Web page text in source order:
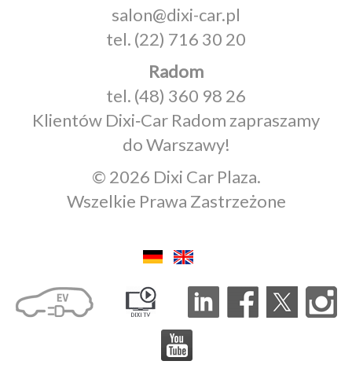
salon@dixi-car.pl
tel. (22) 716 30 20
Radom
tel. (48) 360 98 26
Klientów Dixi‑Car Radom zapraszamy
do Warszawy!
© 2026 Dixi Car Plaza.
Wszelkie Prawa Zastrzeżone